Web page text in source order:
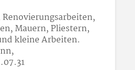
Mauern, Pliestern,
kleine Arbeiten.